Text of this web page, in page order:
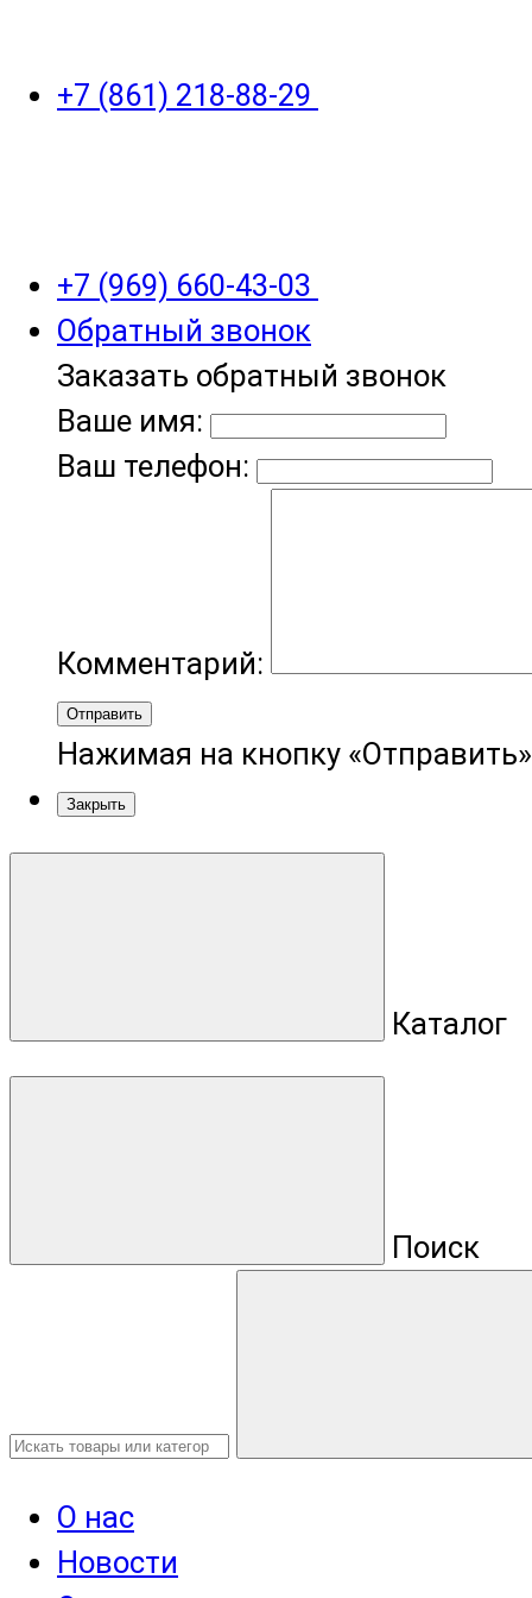
+7 (861) 218-88-29
+7 (969) 660-43-03
Обратный звонок
Заказать обратный звонок
Ваше имя:
Ваш телефон:
Комментарий:
Отправить
Нажимая на кнопку
Закрыть
Каталог
Поиск
О нас
Новости